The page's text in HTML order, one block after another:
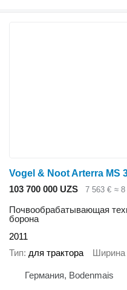
Vogel & Noot Arterra MS
103 700 000 UZS
7 563 € ≈ 8
Почвообрабатывающая
борона
2011
Тип для трактора Ширина
Германия, Bodenmais